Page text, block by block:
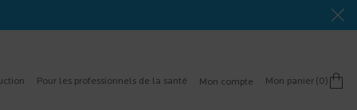
Pour les professionnels de la santé Mon compte Mon panier 0
0 product in cart